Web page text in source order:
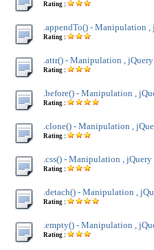
Rating :
.appendTo() - Manipulation ,
Rating :
.attr() - Manipulation , jQuery
Rating :
.before() - Manipulation ,
Rating :
.clone() - Manipulation ,
Rating :
.css() - Manipulation , jQuery
Rating :
.detach() - Manipulation ,
Rating :
.empty() - Manipulation ,
Rating :